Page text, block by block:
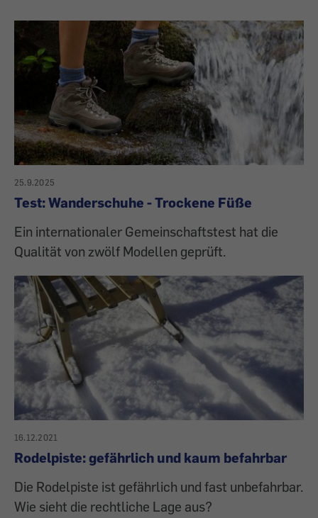
25.9.2025
Test: Wanderschuhe - Trockene Füße
Ein internationaler Gemeinschaftstest hat die
Qualität von zwölf Modellen geprüft.
16.12.2021
Rodelpiste: gefährlich und kaum befahrbar
Die Rodelpiste ist gefährlich und fast unbefahrbar.
Wie sieht die rechtliche Lage aus?